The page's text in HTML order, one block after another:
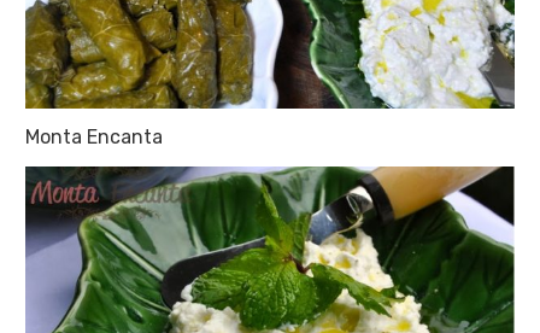
Monta Encanta